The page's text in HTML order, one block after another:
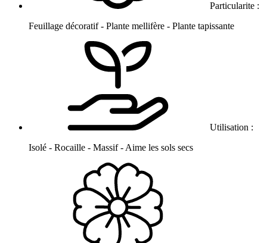
Particularite :
Feuillage décoratif - Plante mellifère - Plante tapissante
Utilisation :
Isolé - Rocaille - Massif - Aime les sols secs